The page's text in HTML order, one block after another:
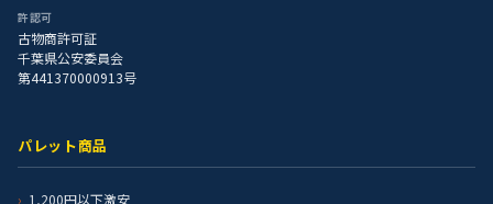
許認可
古物商許可証
千葉県公安委員会
第441370000913号
パレット商品
1,200円以下激安